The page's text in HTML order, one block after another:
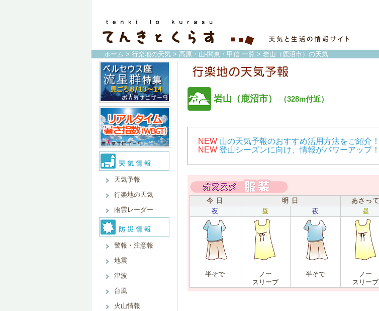
ホーム > 行楽地の天気 > 高原・山-関東・甲信 一覧 > 岩山（鹿沼市）の天気
天気予報
行楽地の天気
雨雲レーダー
警報・注意報
地震
津波
台風
火山情報
岩山（鹿沼市） （328m付近）
NEW 山の天気予報のおすすめ活用方法をご紹介！
NEW 登山シーズンに向け、情報がパワーアップ！
今 日 明 日
あさって
夜
昼 夜 昼
半そで
ノー
スリーブ
半そで
ノー
スリーブ